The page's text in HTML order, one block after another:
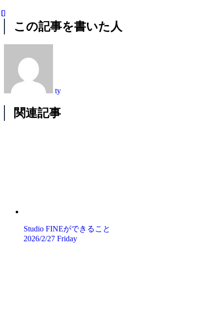
この記事を書いた人
ty
関連記事
Studio FINEができること
2026/2/27 Friday